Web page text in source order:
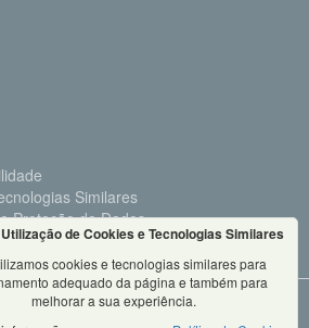
Similares
Proteção de Dados
©Todos os Direitos Reservados
de Cookies e Tecnologias Similares
cookies e tecnologias similares para
adequado da página e também para
melhorar a sua experiência.